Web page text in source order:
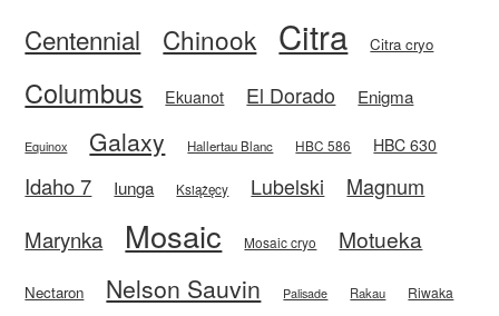
Centennial Chinook Citra Citra cryo
Columbus Ekuanot El Dorado Enigma
Equinox Galaxy Hallertau Blanc HBC 586 HBC 630
Idaho 7 Iunga Książęcy Lubelski
Magnum
Marynka
Mosaic Mosaic cryo Motueka
Nectaron Nelson Sauvin Palisade Rakau Riwaka